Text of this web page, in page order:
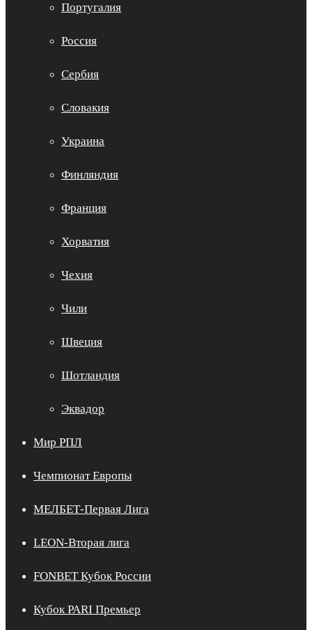
Португалия
Россия
Сербия
Словакия
Украина
Финляндия
Франция
Хорватия
Чехия
Чили
Швеция
Шотландия
Эквадор
Мир РПЛ
Чемпионат Европы
МЕЛБЕТ-Первая Лига
LEON-Вторая лига
FONBET Кубок России
Кубок PARI Премьер